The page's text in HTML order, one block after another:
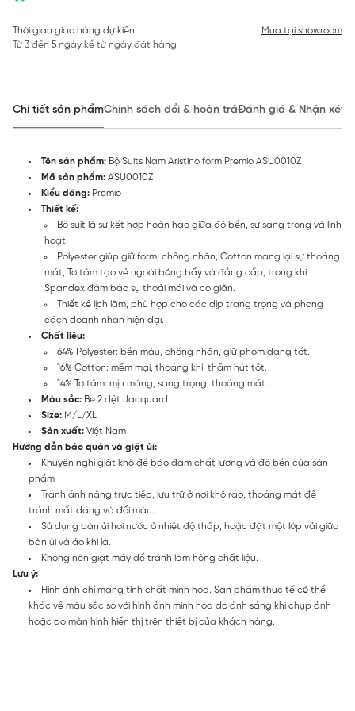
Thời gian giao hàng dự kiến
Từ 3 đến 5 ngày kể từ ngày đặt hàng
Mua tại showroom
Chi tiết sản phẩmChính sách đổi & hoàn trảĐánh giá & Nhận xét
Tên sản phẩm: Bộ Suits Nam Aristino form Premio ASU0010Z
Mã sản phẩm: ASU0010Z
Kiểu dáng: Premio
Thiết kế:
Bộ suit là sự kết hợp hoàn hảo giữa độ bền, sự sang trọng và linh
hoạt.
Polyester giúp giữ form, chống nhăn, Cotton mang lại sự thoáng
mát, Tơ tằm tạo vẻ ngoài bóng bẩy và đẳng cấp, trong khi
Spandex đảm bảo sự thoải mái và co giãn.
Thiết kế lịch lãm, phù hợp cho các dịp trang trọng và phong
cách doanh nhân hiện đại.
Chất liệu:
64% Polyester: bền màu, chống nhăn, giữ phom dáng tốt.
16% Cotton: mềm mại, thoáng khí, thấm hút tốt.
14% Tơ tằm: mịn màng, sang trọng, thoáng mát.
Màu sắc: Be 2 dệt Jacquard
Size: M/L/XL
Sản xuất: Việt Nam
Hướng dẫn bảo quản và giặt ủi:
Khuyến nghị giặt khô để bảo đảm chất lượng và độ bền của sản
phẩm
Tránh ánh nắng trực tiếp, lưu trữ ở nơi khô ráo, thoáng mát để
tránh mất dáng và đổi màu.
Sử dụng bàn ủi hơi nước ở nhiệt độ thấp, hoặc đặt một lớp vải giữa
bàn ủi và áo khi là.
Không nên giặt máy để tránh làm hỏng chất liệu.
Lưu ý:
Hình ảnh chỉ mang tính chất minh họa. Sản phẩm thực tế có thể
khác về màu sắc so với hình ảnh minh họa do ánh sáng khi chụp ảnh
hoặc do màn hình hiển thị trên thiết bị của khách hàng.